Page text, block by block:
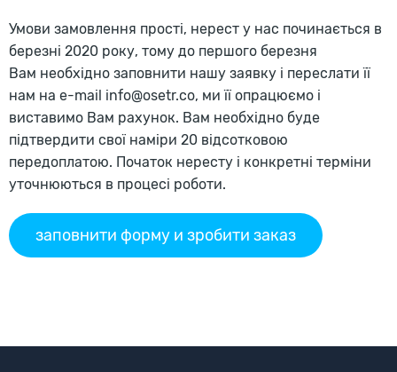
Умови замовлення прості, нерест у нас починається в
березні 2020 року, тому до першого березня
Вам необхідно заповнити нашу заявку і переслати її
нам на e-mail info@osetr.co, ми її опрацюємо і
виставимо Вам рахунок. Вам необхідно буде
підтвердити свої наміри 20 відсотковою
передоплатою. Початок нересту і конкретні терміни
уточнюються в процесі роботи.
заповнити форму и зробити заказ